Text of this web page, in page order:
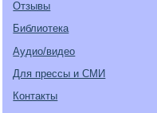
Отзывы
Библиотека
Аудио/видео
Для прессы и СМИ
Контакты